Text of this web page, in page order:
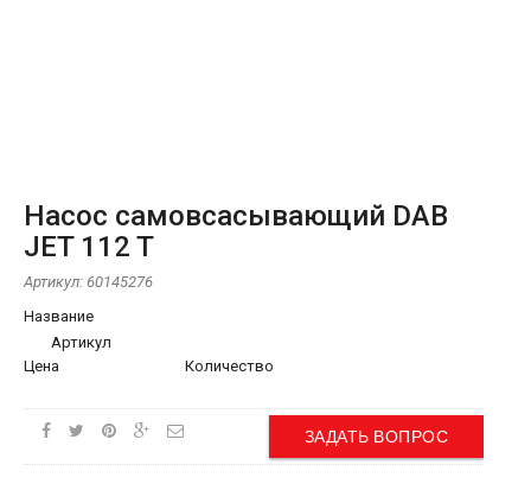
Насос самовсасывающий DAB
JET 112 T
Артикул: 60145276
Название
Артикул
Цена
Количество
ЗАДАТЬ ВОПРОС